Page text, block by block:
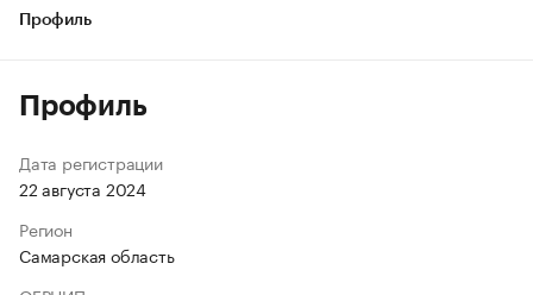
Профиль
Профиль
Дата регистрации
22 августа 2024
Регион
Самарская область